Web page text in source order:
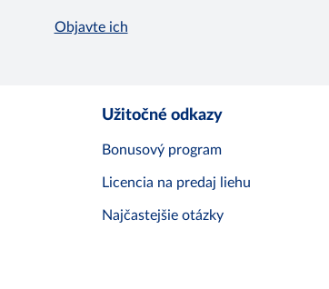
Objavte ich
Užitočné odkazy
Bonusový program
Licencia na predaj liehu
Najčastejšie otázky